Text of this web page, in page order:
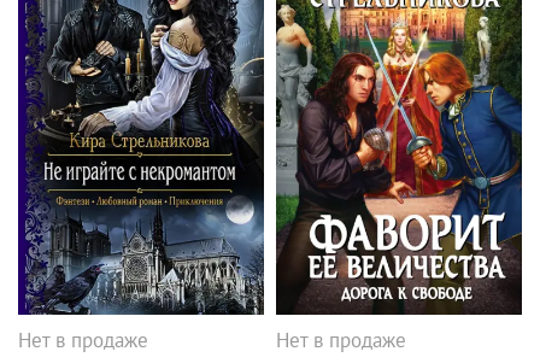
Нет в продаже
Нет в продаже